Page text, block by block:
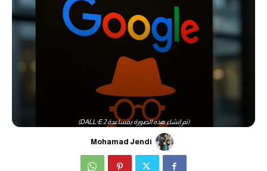
(تم إنشاء هذه الصورة بمساعدة DALL·E 2)
Mohamad Jendi